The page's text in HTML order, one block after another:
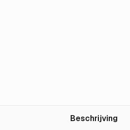
Beschrijving